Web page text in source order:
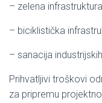
– zelena
– biciklistička
– sanacija
Prihvatljivi troškovi
za pripremu